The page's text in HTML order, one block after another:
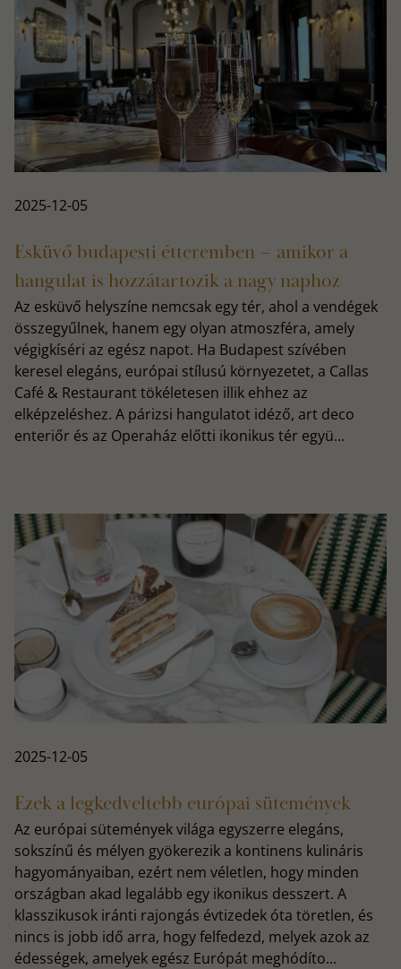
2025-12-05
Esküvő budapesti étteremben – amikor a
hangulat is hozzátartozik a nagy naphoz
Az esküvő helyszíne nemcsak egy tér, ahol a vendégek
összegyűlnek, hanem egy olyan atmoszféra, amely
végigkíséri az egész napot. Ha Budapest szívében
keresel elegáns, európai stílusú környezetet, a Callas
Café & Restaurant tökéletesen illik ehhez az
elképzeléshez. A párizsi hangulatot idéző, art deco
enteriőr és az Operaház előtti ikonikus tér együ...
2025-12-05
Ezek a legkedveltebb európai sütemények
Az európai sütemények világa egyszerre elegáns,
sokszínű és mélyen gyökerezik a kontinens kulináris
hagyományaiban, ezért nem véletlen, hogy minden
országban akad legalább egy ikonikus desszert. A
klasszikusok iránti rajongás évtizedek óta töretlen, és
nincs is jobb idő arra, hogy felfedezd, melyek azok az
édességek, amelyek egész Európát meghódíto...